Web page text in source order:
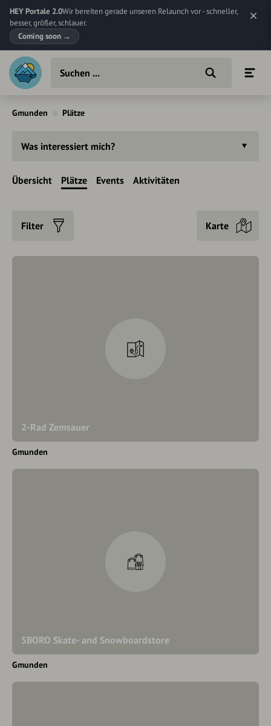
HEY Portale 2.0Wir bereiten gerade unseren Relaunch vor - schneller,
besser, größer, schlauer.
Coming soon →
Gmunden Plätze
Was interessiert mich?
Übersicht Plätze Events Aktivitäten
Filter Karte
2-Rad Zemsauer
Gmunden
5BORO Skate- and Snowboardstore
Gmunden